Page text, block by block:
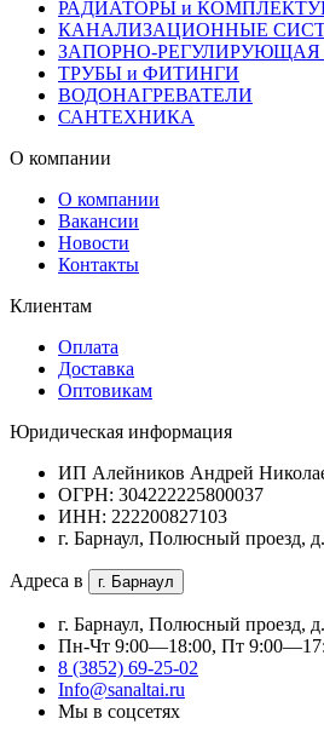
РАДИАТОРЫ и
КАНАЛИЗАЦИОННЫЕ
ЗАПОРНО-РЕГУЛИРУЮЩАЯ
ТРУБЫ и ФИТИНГИ
ВОДОНАГРЕВАТЕЛИ
САНТЕХНИКА
О компании
О компании
Вакансии
Новости
Контакты
Клиентам
Оплата
Доставка
Оптовикам
Юридическая информация
ИП Алейников Андрей
ОГРН: 304222225800037
ИНН: 222200827103
г. Барнаул, Полюсный проезд,
Адреса в г. Барнаул
г. Барнаул, Полюсный проезд,
Пн-Чт 9:00—18:00, Пт
8 (3852) 69-25-02
Info@sanaltai.ru
Мы в соцсетях